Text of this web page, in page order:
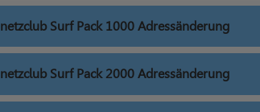
netzclub Surf Pack 1000 Adressänderung
netzclub Surf Pack 2000 Adressänderung